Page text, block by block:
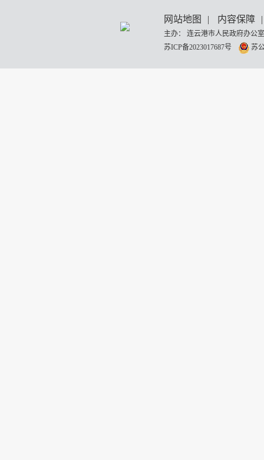
网站地图 | 内容保障 |
主办： 连云港市人民政府办
苏ICP备2023017687号
苏